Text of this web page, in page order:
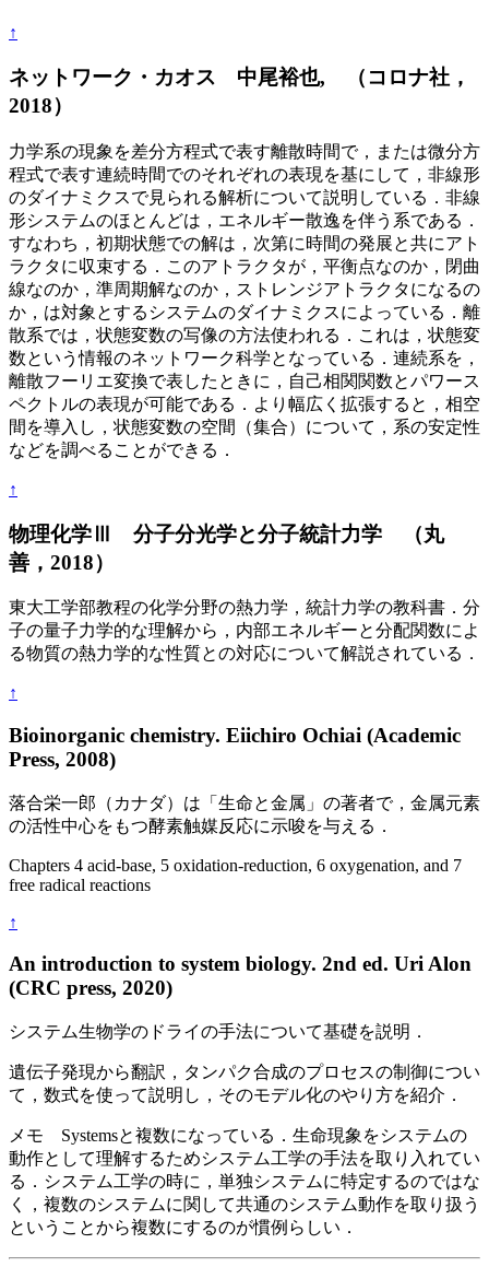
↑
ネットワーク・カオス 中尾裕也, （コロナ社，
2018）
力学系の現象を差分方程式で表す離散時間で，または微分方
程式で表す連続時間でのそれぞれの表現を基にして，非線形
のダイナミクスで見られる解析について説明している．非線
形システムのほとんどは，エネルギー散逸を伴う系である．
すなわち，初期状態での解は，次第に時間の発展と共にアト
ラクタに収束する．このアトラクタが，平衡点なのか，閉曲
線なのか，準周期解なのか，ストレンジアトラクタになるの
か，は対象とするシステムのダイナミクスによっている．離
散系では，状態変数の写像の方法使われる．これは，状態変
数という情報のネットワーク科学となっている．連続系を，
離散フーリエ変換で表したときに，自己相関関数とパワース
ペクトルの表現が可能である．より幅広く拡張すると，相空
間を導入し，状態変数の空間（集合）について，系の安定性
などを調べることができる．
↑
物理化学Ⅲ 分子分光学と分子統計力学 （丸
善，2018）
東大工学部教程の化学分野の熱力学，統計力学の教科書．分
子の量子力学的な理解から，内部エネルギーと分配関数によ
る物質の熱力学的な性質との対応について解説されている．
↑
Bioinorganic chemistry. Eiichiro Ochiai (Academic
Press, 2008)
落合栄一郎（カナダ）は「生命と金属」の著者で，金属元素
の活性中心をもつ酵素触媒反応に示唆を与える．
Chapters 4 acid-base, 5 oxidation-reduction, 6 oxygenation, and 7
free radical reactions
↑
An introduction to system biology. 2nd ed. Uri Alon
(CRC press, 2020)
システム生物学のドライの手法について基礎を説明．
遺伝子発現から翻訳，タンパク合成のプロセスの制御につい
て，数式を使って説明し，そのモデル化のやり方を紹介．
メモ Systemsと複数になっている．生命現象をシステムの
動作として理解するためシステム工学の手法を取り入れてい
る．システム工学の時に，単独システムに特定するのではな
く，複数のシステムに関して共通のシステム動作を取り扱う
ということから複数にするのが慣例らしい．